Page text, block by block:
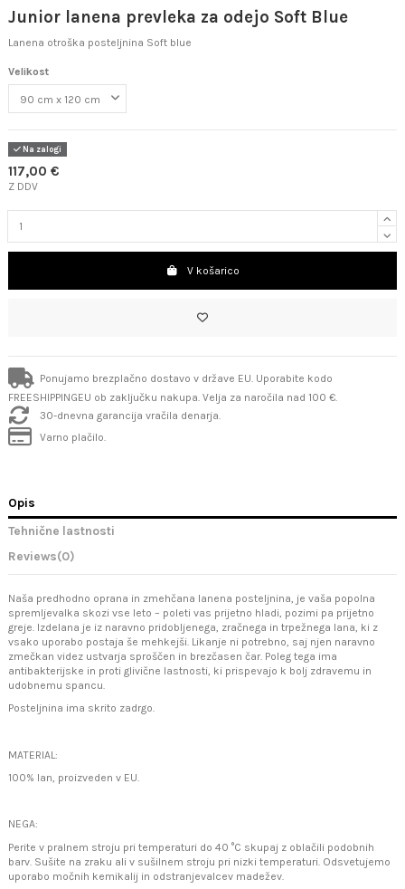
Junior lanena prevleka za odejo Soft Blue
Lanena otroška posteljnina Soft blue
Velikost
Na zalogi
117,00 €
Z DDV
V košarico
Ponujamo brezplačno dostavo v države EU. Uporabite kodo
FREESHIPPINGEU ob zaključku nakupa. Velja za naročila nad 100 €.
30-dnevna garancija vračila denarja.
Varno plačilo.
Opis
Tehnične lastnosti
Reviews(0)
Naša predhodno oprana in zmehčana lanena posteljnina, je vaša popolna
spremljevalka skozi vse leto – poleti vas prijetno hladi, pozimi pa prijetno
greje. Izdelana je iz naravno pridobljenega, zračnega in trpežnega lana, ki z
vsako uporabo postaja še mehkejši. Likanje ni potrebno, saj njen naravno
zmečkan videz ustvarja sproščen in brezčasen čar. Poleg tega ima
antibakterijske in proti glivične lastnosti, ki prispevajo k bolj zdravemu in
udobnemu spancu.
Posteljnina ima skrito zadrgo.
MATERIAL:
100% lan, proizveden v EU.
NEGA:
Perite v pralnem stroju pri temperaturi do 40 °C skupaj z oblačili podobnih
barv. Sušite na zraku ali v sušilnem stroju pri nizki temperaturi. Odsvetujemo
uporabo močnih kemikalij in odstranjevalcev madežev.